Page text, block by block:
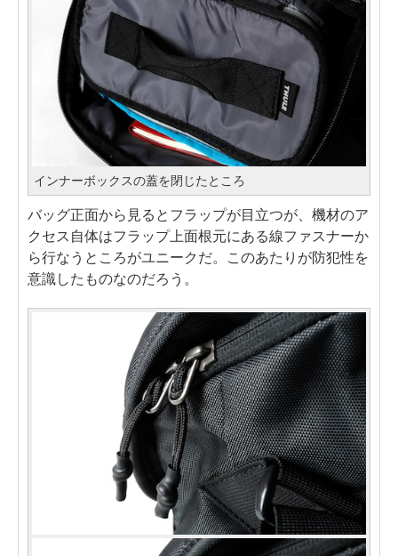
インナーボックスの蓋を閉じたところ
バッグ正面から見るとフラップが目立つが、機材のア
クセス自体はフラップ上面根元にある線ファスナーか
ら行なうところがユニークだ。このあたりが防犯性を
意識したものなのだろう。